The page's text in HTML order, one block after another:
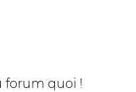
forum quoi !